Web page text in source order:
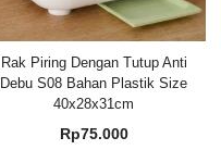
Rak Piring Dengan Tutup Anti
Debu S08 Bahan Plastik Size
40x28x31cm
Rp75.000